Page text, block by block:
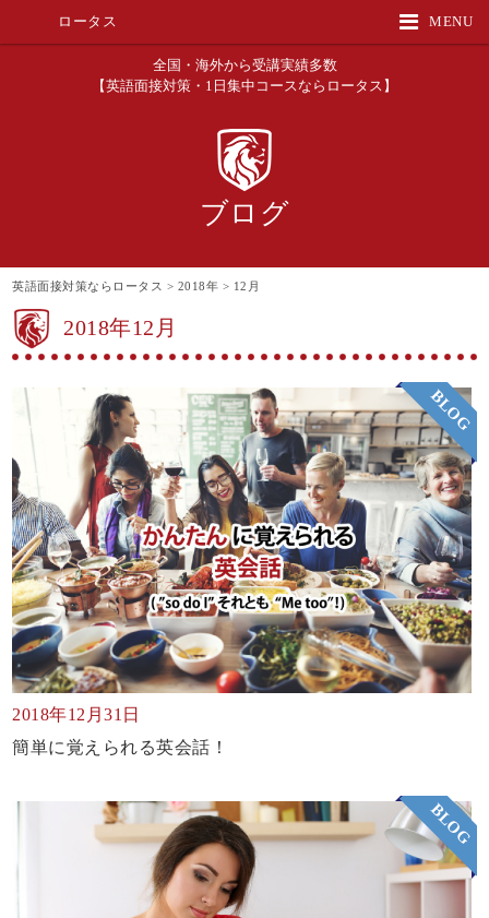
MENU
ロータス
全国・海外から受講実績多数
【英語面接対策・1日集中コースならロータス】
ブログ
英語面接対策ならロータス > 2018年 > 12月
2018年12月
BLOG
2018年12月31日
簡単に覚えられる英会話！
BLOG